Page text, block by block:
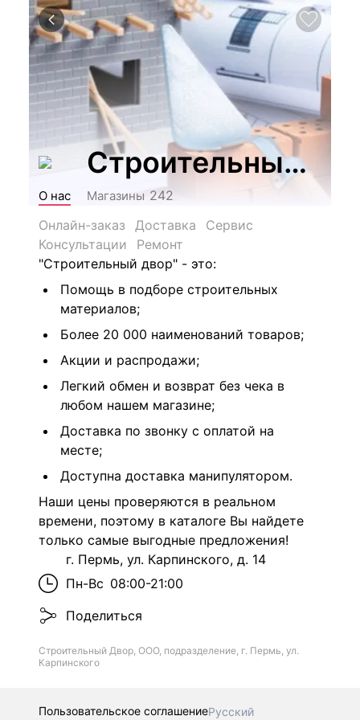
Строительный
О нас Магазины 242
Онлайн-заказ
Доставка
Сервис
Консультации
Ремонт
"Строительный двор" - это:
Помощь в подборе строительных
материалов;
Более 20 000 наименований товаров;
Акции и распродажи;
Легкий обмен и возврат без чека в
любом нашем магазине;
Доставка по звонку с оплатой на
месте;
Доступна доставка манипулятором.
Наши цены проверяются в реальном
времени, поэтому в каталоге Вы найдете
только самые выгодные предложения!
г. Пермь, ул. Карпинского, д. 14
Пн-Вс 08:00-21:00
Поделиться
Строительный Двор, ООО, подразделение, г. Пермь, ул.
Карпинского
Пользовательское соглашениеРусский